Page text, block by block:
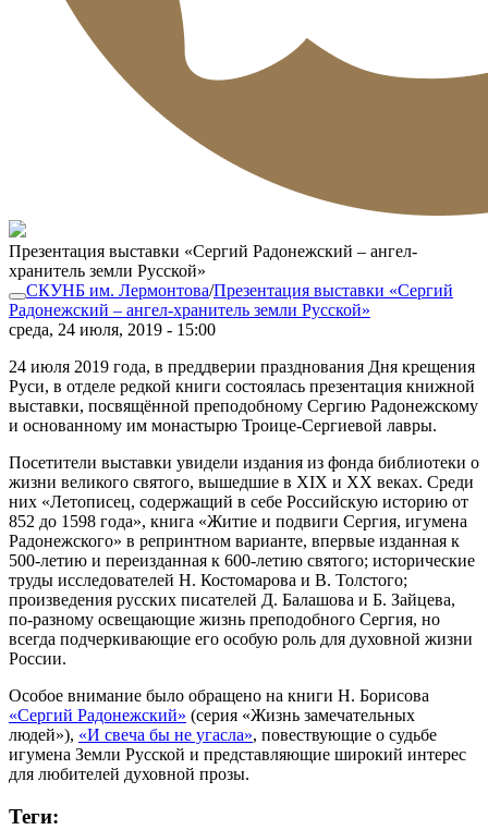
Презентация выставки «Сергий Радонежский – ангел-
хранитель земли Русской»
СКУНБ им. Лермонтова/Презентация выставки «Сергий
Радонежский – ангел-хранитель земли Русской»
среда, 24 июля, 2019 - 15:00
24 июля 2019 года, в преддверии празднования Дня крещения
Руси, в отделе редкой книги состоялась презентация книжной
выставки, посвящённой преподобному Сергию Радонежскому
и основанному им монастырю Троице-Сергиевой лавры.
Посетители выставки увидели издания из фонда библиотеки о
жизни великого святого, вышедшие в XIX и XX веках. Среди
них «Летописец, содержащий в себе Российскую историю от
852 до 1598 года», книга «Житие и подвиги Сергия, игумена
Радонежского» в репринтном варианте, впервые изданная к
500-летию и переизданная к 600-летию святого; исторические
труды исследователей Н. Костомарова и В. Толстого;
произведения русских писателей Д. Балашова и Б. Зайцева,
по-разному освещающие жизнь преподобного Сергия, но
всегда подчеркивающие его особую роль для духовной жизни
России.
Особое внимание было обращено на книги Н. Борисова
«Сергий Радонежский» (серия «Жизнь замечательных
людей»), «И свеча бы не угасла», повествующие о судьбе
игумена Земли Русской и представляющие широкий интерес
для любителей духовной прозы.
Теги: